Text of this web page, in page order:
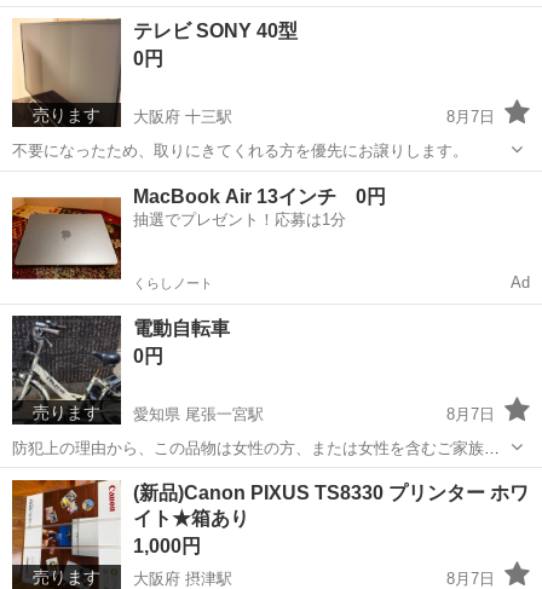
方のみにお譲りいたします。
岐阜 岐阜市 名鉄岐阜駅 ソフトバンク
売ります
テレビ SONY 40型
0円
大阪府 十三駅
8月7日
不要になったため、取りにきてくれる方を優先にお譲りします。
売ります
電動自転車
0円
愛知県 尾張一宮駅
8月7日
防犯上の理由から、この品物は女性の方、または女性を含むご家族の
方のみにお譲りいたします。
愛知 一宮市 尾張一宮駅 電動アシスト自転車
売ります
(新品)Canon PIXUS TS8330 プリンター ホワ
イト★箱あり
1,000円
大阪府 摂津駅
8月7日